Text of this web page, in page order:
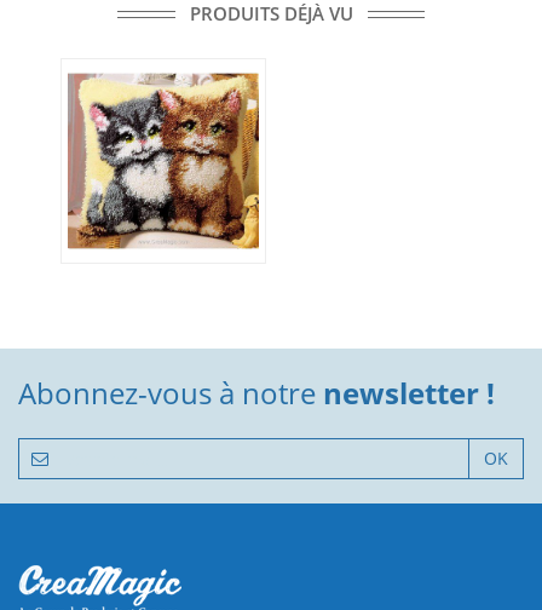
PRODUITS DÉJÀ VU
Abonnez-vous à notre newsletter !
OK